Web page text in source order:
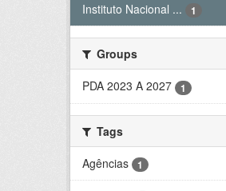
Instituto Nacional ...
1
Groups
PDA 2023 A 2027
1
Tags
Agências
1